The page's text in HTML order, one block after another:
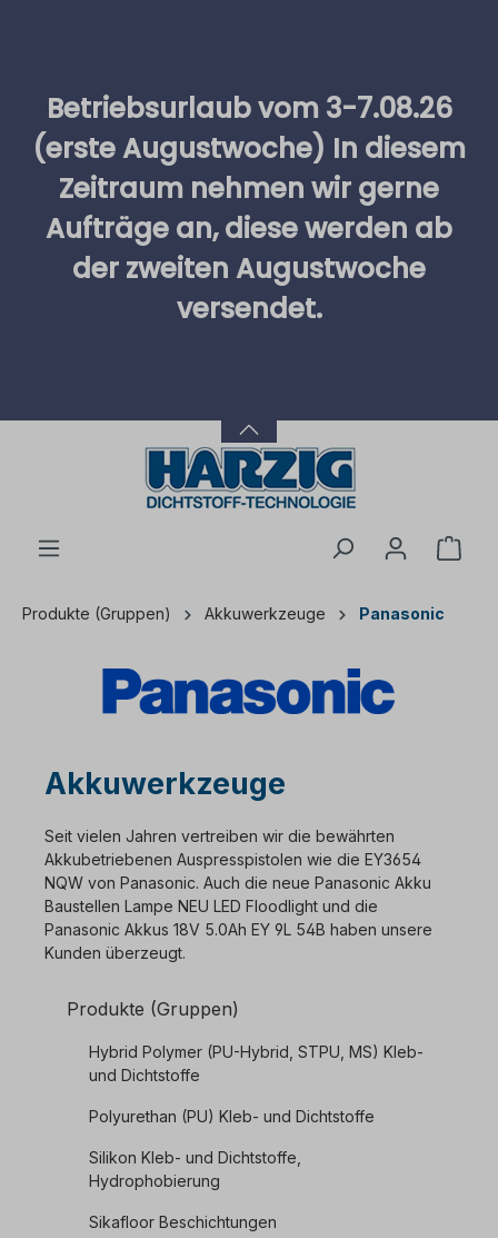
Betriebsurlaub vom 3-7.08.26
(erste Augustwoche) In diesem
Zeitraum nehmen wir gerne
Aufträge an, diese werden ab
der zweiten Augustwoche
versendet.
Produkte (Gruppen) Akkuwerkzeuge Panasonic
Akkuwerkzeuge
Seit vielen Jahren vertreiben wir die bewährten
Akkubetriebenen Auspresspistolen wie die EY3654
NQW von Panasonic. Auch die neue Panasonic Akku
Baustellen Lampe NEU LED Floodlight und die
Panasonic Akkus 18V 5.0Ah EY 9L 54B haben unsere
Kunden überzeugt.
Produkte (Gruppen)
Hybrid Polymer (PU-Hybrid, STPU, MS) Kleb-
und Dichtstoffe
Polyurethan (PU) Kleb- und Dichtstoffe
Silikon Kleb- und Dichtstoffe,
Hydrophobierung
Sikafloor Beschichtungen